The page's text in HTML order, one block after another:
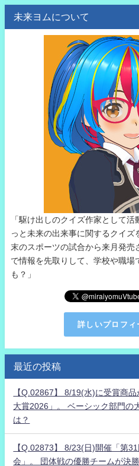
未来ヨムについて
「駆け出しのクイズ作家として
っと未来の出来事に関するクイズ
末のスポーツの試合から来月発売
で情報を先取りして、学校や職
も？」
詳しいプロフィ
最近の投稿
【Q.02867】 8/19(水)に受賞商
大賞2026」。 ベーシック部門の
は？
【Q.02873】 8/23(日)開催「第
会」。 団体戦の優勝チームが決